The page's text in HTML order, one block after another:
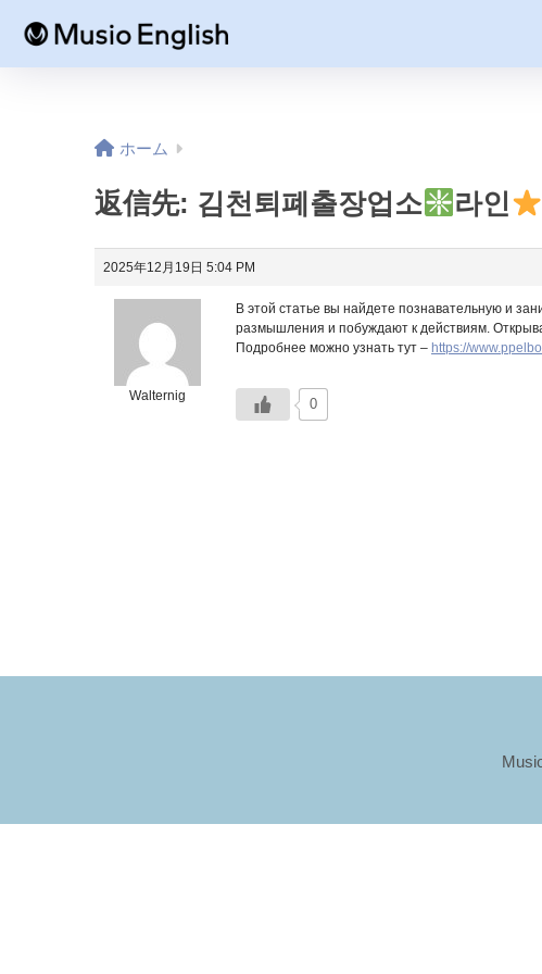
ホーム
返信先: 김천퇴폐출장업소 라인
2025年12月19日 5:04 PM
Walternig
В этой статье вы найдете познавательную и
размышления и побуждают к действиям.
Подробнее можно узнать тут – https://
0